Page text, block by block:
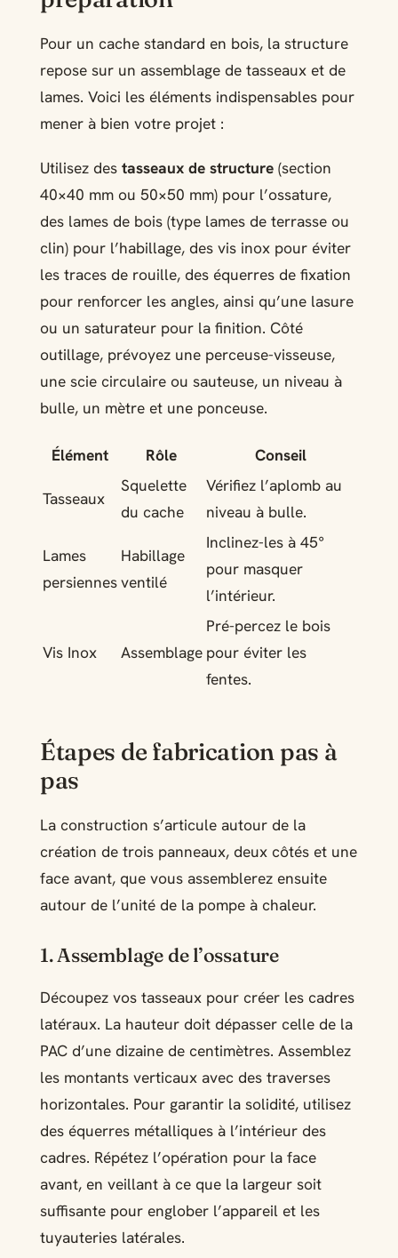
Pour un cache standard en bois, la structure
repose sur un assemblage de tasseaux et de
lames. Voici les éléments indispensables pour
mener à bien votre projet :
Utilisez des tasseaux de structure(section
40×40 mm ou 50×50 mm) pour l’ossature,
des lames de bois (type lames de terrasse ou
clin) pour l’habillage, des vis inox pour éviter
les traces de rouille, des équerres de fixation
pour renforcer les angles, ainsi qu’une lasure
ou un saturateur pour la finition. Côté
outillage, prévoyez une perceuse-visseuse,
une scie circulaire ou sauteuse, un niveau à
bulle, un mètre et une ponceuse.
Élément Rôle Conseil
Tasseaux
Squelette
du cache
Vérifiez l’aplomb au
niveau à bulle.
Lames
persiennes
Habillage
ventilé
Inclinez-les à 45°
pour masquer
l’intérieur.
Vis Inox Assemblage
Pré-percez le bois
pour éviter les
fentes.
Étapes de fabrication pas à
pas
La construction s’articule autour de la
création de trois panneaux, deux côtés et une
face avant, que vous assemblerez ensuite
autour de l’unité de la pompe à chaleur.
1. Assemblage de l’ossature
Découpez vos tasseaux pour créer les cadres
latéraux. La hauteur doit dépasser celle de la
PAC d’une dizaine de centimètres. Assemblez
les montants verticaux avec des traverses
horizontales. Pour garantir la solidité, utilisez
des équerres métalliques à l’intérieur des
cadres. Répétez l’opération pour la face
avant, en veillant à ce que la largeur soit
suffisante pour englober l’appareil et les
tuyauteries latérales.